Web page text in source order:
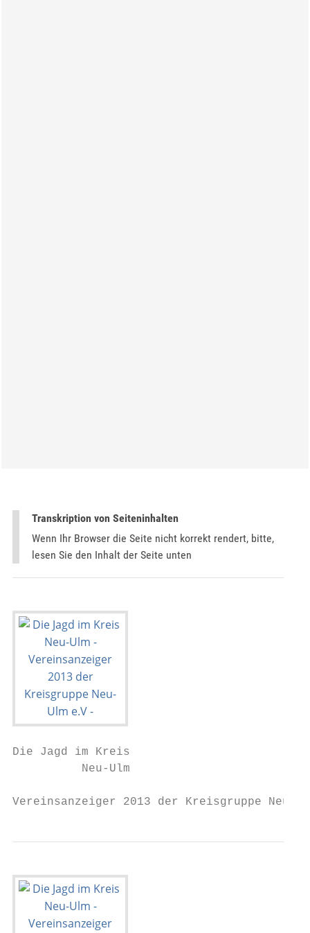
Transkription von Seiteninhalten
Wenn Ihr Browser die Seite nicht korrekt rendert, bitte,
lesen Sie den Inhalt der Seite unten
Die Jagd im Kreis
          Neu-Ulm
Vereinsanzeiger 2013 der Kreisgruppe Neu-